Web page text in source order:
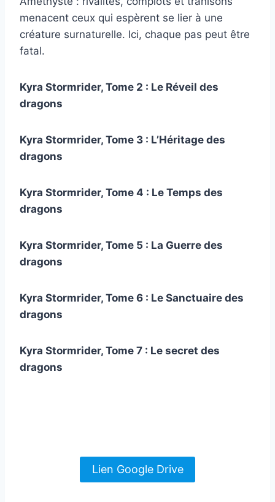
menacent ceux qui espèrent se lier à une
créature surnaturelle. Ici, chaque pas peut être
fatal.
Kyra Stormrider, Tome 2 : Le Réveil des
dragons
Kyra Stormrider, Tome 3 : L’Héritage des
dragons
Kyra Stormrider, Tome 4 : Le Temps des
dragons
Kyra Stormrider, Tome 5 : La Guerre des
dragons
Kyra Stormrider, Tome 6 : Le Sanctuaire des
dragons
Kyra Stormrider, Tome 7 : Le secret des
dragons
Lien Google Drive